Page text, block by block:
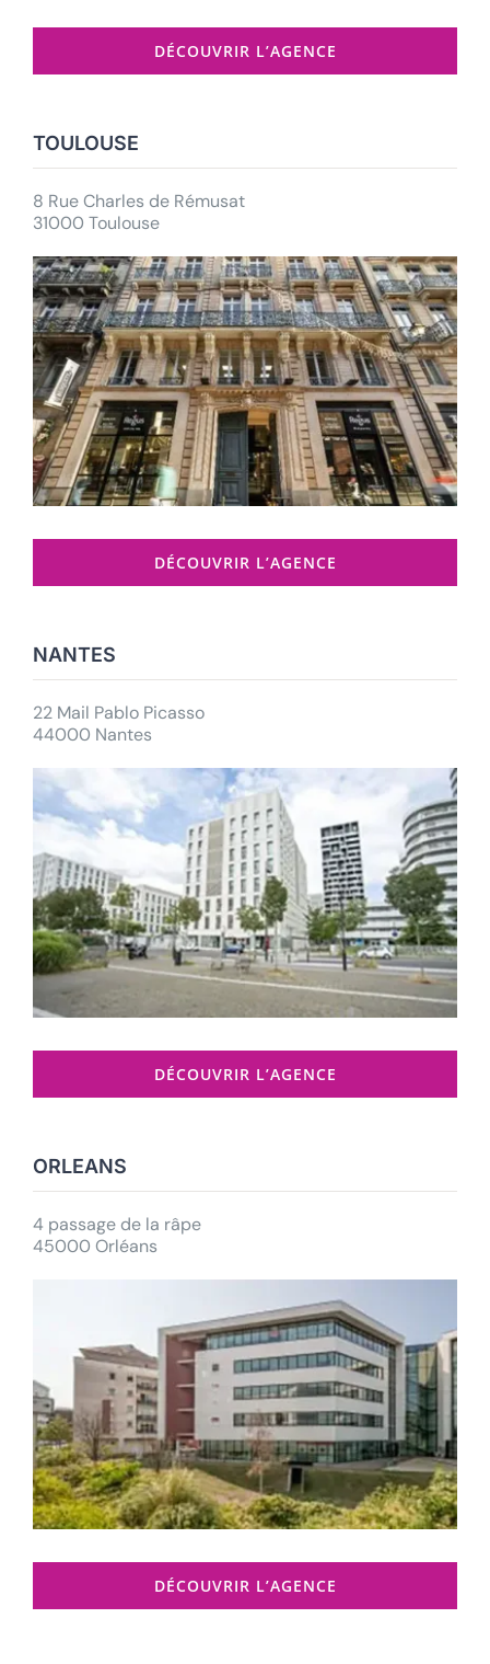
DÉCOUVRIR L’AGENCE
TOULOUSE
8 Rue Charles de Rémusat
31000 Toulouse
DÉCOUVRIR L’AGENCE
NANTES
22 Mail Pablo Picasso
44000 Nantes
DÉCOUVRIR L’AGENCE
ORLEANS
4 passage de la râpe
45000 Orléans
DÉCOUVRIR L’AGENCE